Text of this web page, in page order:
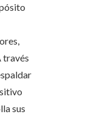
través
sus